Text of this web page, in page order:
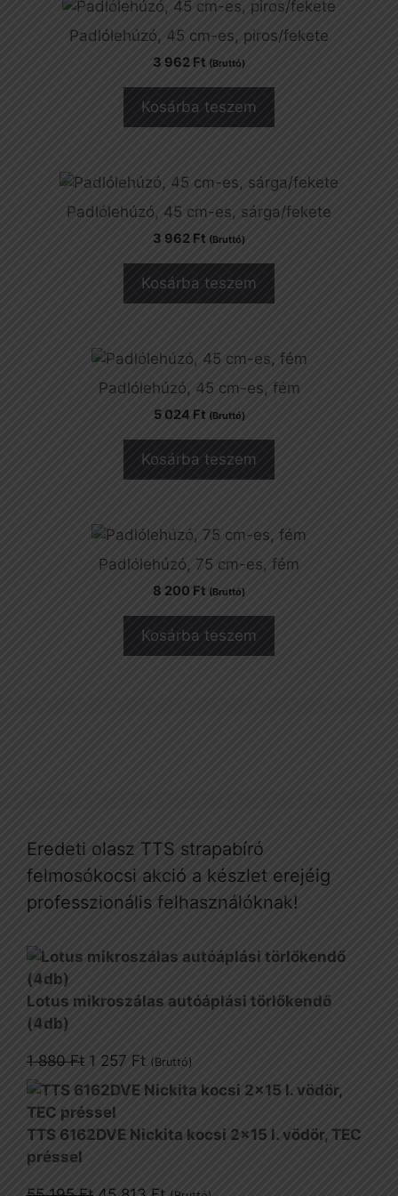
Padlólehúzó, 45 cm-es, piros/fekete
3 962 Ft (Bruttó)
Kosárba teszem
Padlólehúzó, 45 cm-es, sárga/fekete
3 962 Ft (Bruttó)
Kosárba teszem
Padlólehúzó, 45 cm-es, fém
5 024 Ft (Bruttó)
Kosárba teszem
Padlólehúzó, 75 cm-es, fém
8 200 Ft (Bruttó)
Kosárba teszem
Eredeti olasz TTS strapabíró
felmosókocsi akció a készlet erejéig
professzionális felhasználóknak!
Lotus mikroszálas autóáplási törlőkendő
(4db)
1 880Ft Original
price
was:
1
1 257 FtCurrent
price
(Bruttó)
TTS 6162DVE Nickita kocsi 2x15 l. vödör, TEC
préssel